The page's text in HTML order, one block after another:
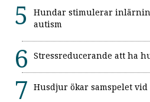
Hundar stimulerar
autism
Stressreducerande att ha
Husdjur ökar samspelet vid